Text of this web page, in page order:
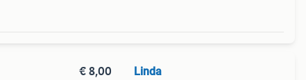
€ 8,00 Linda